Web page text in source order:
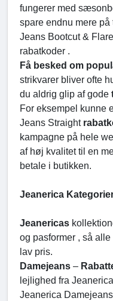
fungerer med
spare endnu mere
Jeans Bootcut &
rabatkoder .
Få besked om
strikvarer bliver ofte
du aldrig glip af gode
For eksempel kunne
Jeans Straight
kampagne på hele
af høj kvalitet til en
betale i butikken.
Jeanerica
Jeanericas
og pasformer , så
lav pris.
Damejeans –
lejlighed fra
Jeanerica